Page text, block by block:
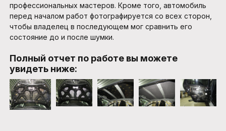
профессиональных мастеров. Кроме того, автомобиль
перед началом работ фотографируется со всех сторон,
чтобы владелец в последующем мог сравнить его
состояние до и после шумки.
Полный отчет по работе вы можете
увидеть ниже: